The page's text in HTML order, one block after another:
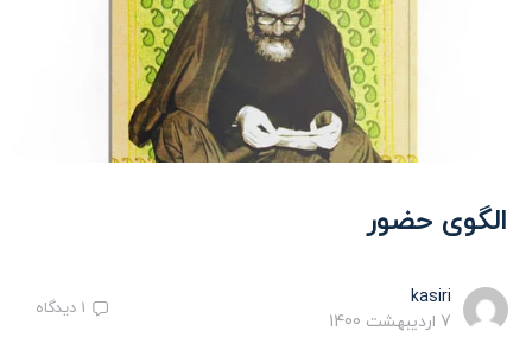
الگوی حضور
kasiri
7 اردیبهشت 1400
1 دیدگاه